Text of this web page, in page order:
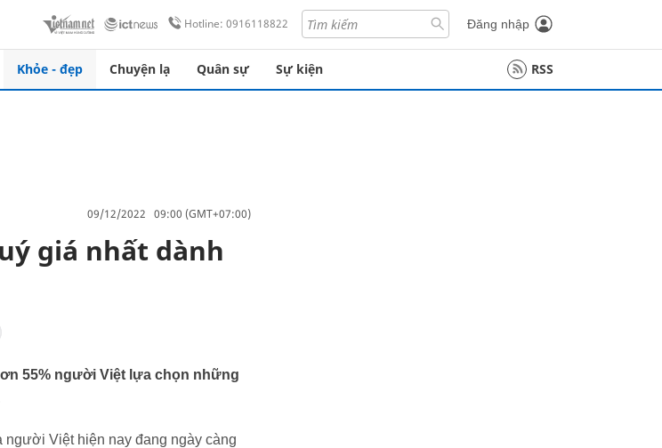
Hotline: 0916118822 Đăng nhập
Khỏe - đẹp Chuyện lạ Quân sự Sự kiện RSS
09/12/2022 09:00 (GMT+07:00)
giá nhất dành
55% người Việt lựa chọn những
người Việt hiện nay đang ngày càng